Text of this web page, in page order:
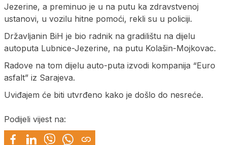
Jezerine, a preminuo je u na putu ka zdravstvenoj
ustanovi, u vozilu hitne pomoći, rekli su u policiji.
Državljanin BiH je bio radnik na gradilištu na dijelu
autoputa Lubnice-Jezerine, na putu Kolašin-Mojkovac.
Radove na tom dijelu auto-puta izvodi kompanija “Euro
asfalt” iz Sarajeva.
Uviđajem će biti utvrđeno kako je došlo do nesreće.
Podijeli vijest na: